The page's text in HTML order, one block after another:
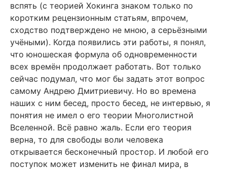
вспять (с теорией Хокинга знаком только по
коротким рецензионным статьям, впрочем,
сходство подтверждено не мною, а серьёзными
учёными). Когда появились эти работы, я понял,
что юношеская формула об одновременности
всех времён продолжает работать. Вот только
сейчас подумал, что мог бы задать этот вопрос
самому Андрею Дмитриевичу. Но во времена
наших с ним бесед, просто бесед, не интервью, я
понятия не имел о его теории Многолистной
Вселенной. Всё равно жаль. Если его теория
верна, то для свободы воли человека
открывается бесконечный простор. И любой его
поступок может изменить не финал мира, в